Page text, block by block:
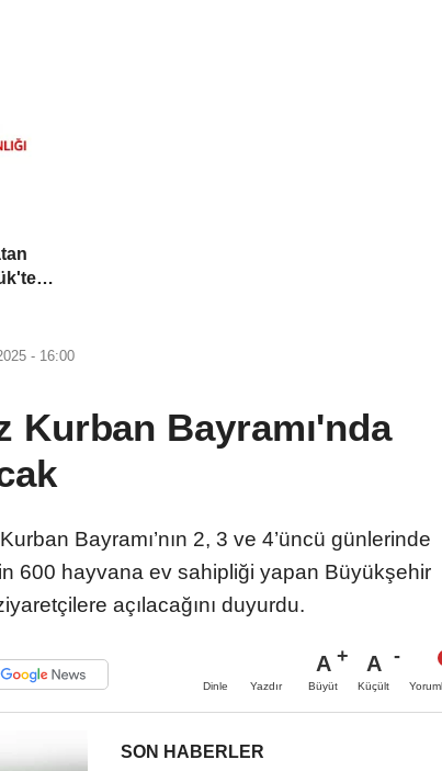
- 16:00
Kurban Bayramı'nda
Bayramı’nın 2, 3 ve 4’üncü günlerinde
600 hayvana ev sahipliği yapan Büyükşehir
açılacağını duyurdu.
Dinle Yazdır
A
Büyüt
A
Küçült
SON HABERLER